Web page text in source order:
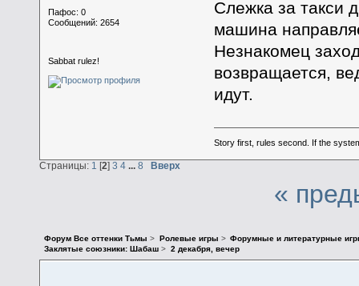
Пафос: 0
Сообщений: 2654
Sabbat rulez!
Слежка за такси
машина
Незнакомец
возвращается,
идут.
Story first, rules second. If the
Страницы: 1 [2] 3 4 ... 8 Вверх
«
Форум Все оттенки Тьмы > Ролевые игры > Форумные и литературные
Заклятые союзники: Шабаш > 2 декабря, вечер